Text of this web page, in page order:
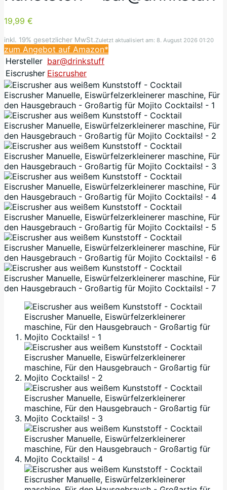
19,99 €
inkl. 19% gesetzlicher MwSt.Zuletzt aktualisiert am: 8. August 2026 01:20
zum Angebot auf Amazon*
Hersteller bar@drinkstuff
Eiscrusher Eiscrusher